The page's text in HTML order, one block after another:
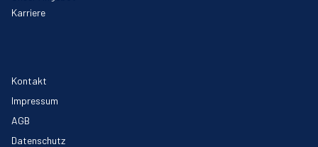
Karriere
Kontakt
Impressum
AGB
Datenschutz